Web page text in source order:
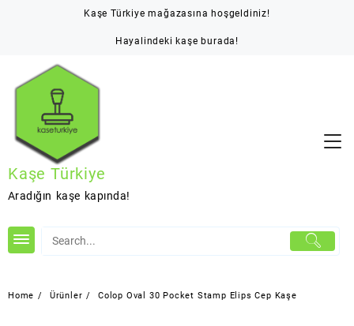
Kaşe Türkiye mağazasına hoşgeldiniz!
Hayalindeki kaşe burada!
Kaşe Türkiye
Aradığın kaşe kapında!
Home Ürünler Colop Oval 30 Pocket Stamp Elips Cep Kaşe